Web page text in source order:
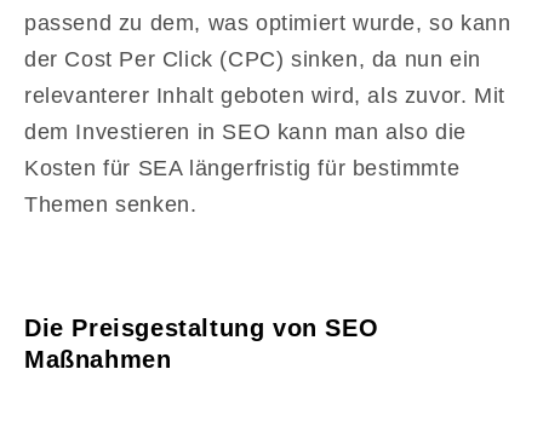
passend zu dem, was optimiert wurde, so kann
der Cost Per Click (CPC) sinken, da nun ein
relevanterer Inhalt geboten wird, als zuvor. Mit
dem Investieren in SEO kann man also die
Kosten für SEA längerfristig für bestimmte
Themen senken.
Die Preisgestaltung von SEO
Maßnahmen